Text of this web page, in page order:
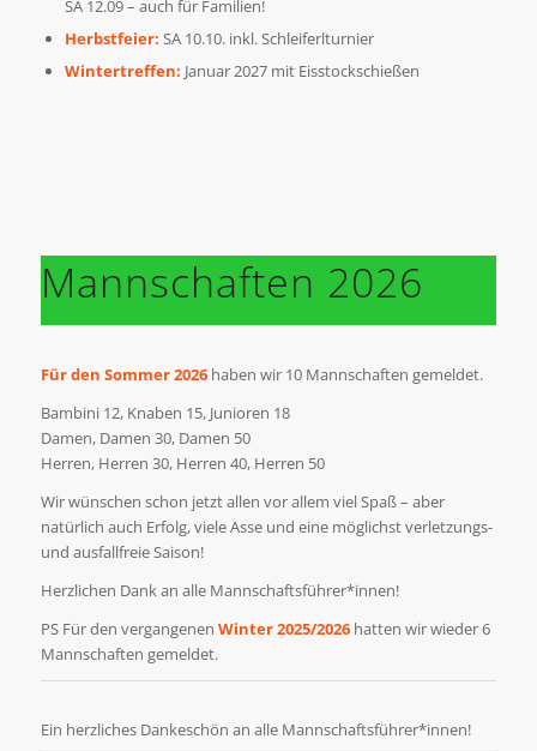
SA 12.09 – auch für Familien!
Herbstfeier: SA 10.10. inkl. Schleiferlturnier
Wintertreffen: Januar 2027 mit Eisstockschießen
Mannschaften 2026
Für den Sommer 2026haben wir 10 Mannschaften gemeldet.
Bambini 12, Knaben 15, Junioren 18
Damen, Damen 30, Damen 50
Herren, Herren 30, Herren 40, Herren 50
Wir wünschen schon jetzt allen vor allem viel Spaß – aber
natürlich auch Erfolg, viele Asse und eine möglichst verletzungs-
und ausfallfreie Saison!
Herzlichen Dank an alle Mannschaftsführer*innen!
PS Für den vergangenen Winter 2025/2026hatten wir wieder 6
Mannschaften gemeldet.
Ein herzliches Dankeschön an alle Mannschaftsführer*innen!